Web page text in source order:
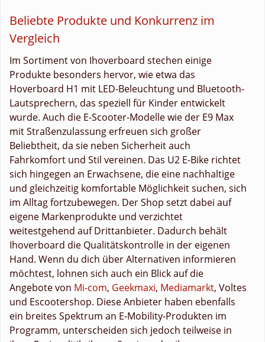
Beliebte Produkte und Konkurrenz im
Vergleich
Im Sortiment von Ihoverboard stechen einige
Produkte besonders hervor, wie etwa das
Hoverboard H1 mit LED-Beleuchtung und Bluetooth-
Lautsprechern, das speziell für Kinder entwickelt
wurde. Auch die E-Scooter-Modelle wie der E9 Max
mit Straßenzulassung erfreuen sich großer
Beliebtheit, da sie neben Sicherheit auch
Fahrkomfort und Stil vereinen. Das U2 E-Bike richtet
sich hingegen an Erwachsene, die eine nachhaltige
und gleichzeitig komfortable Möglichkeit suchen, sich
im Alltag fortzubewegen. Der Shop setzt dabei auf
eigene Markenprodukte und verzichtet
weitestgehend auf Drittanbieter. Dadurch behält
Ihoverboard die Qualitätskontrolle in der eigenen
Hand. Wenn du dich über Alternativen informieren
möchtest, lohnen sich auch ein Blick auf die
Angebote von Mi-com, Geekmaxi, Mediamarkt, Voltes
und Escootershop. Diese Anbieter haben ebenfalls
ein breites Spektrum an E-Mobility-Produkten im
Programm, unterscheiden sich jedoch teilweise in